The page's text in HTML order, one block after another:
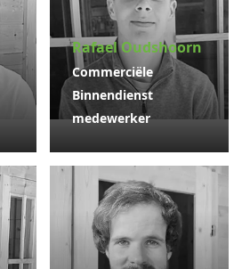
Rafael Oudshoorn
Commerciële
Binnendienst
medewerker